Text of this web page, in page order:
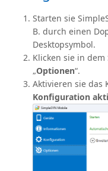
Starten sie
B. durch einen
Desktopsymbol.
Klicken sie in
„Optionen“.
Aktivieren sie das
Konfiguration